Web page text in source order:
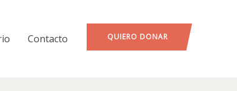
Contacto QUIERO DONAR